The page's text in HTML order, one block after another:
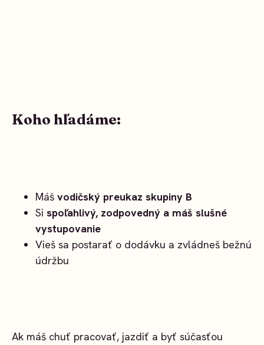
Koho hľadáme:
Máš vodičský preukaz skupiny B
Si spoľahlivý, zodpovedný a máš slušné
vystupovanie
Vieš sa postarať o dodávku a zvládneš bežnú
údržbu
Ak máš chuť pracovať, jazdiť a byť súčasťou